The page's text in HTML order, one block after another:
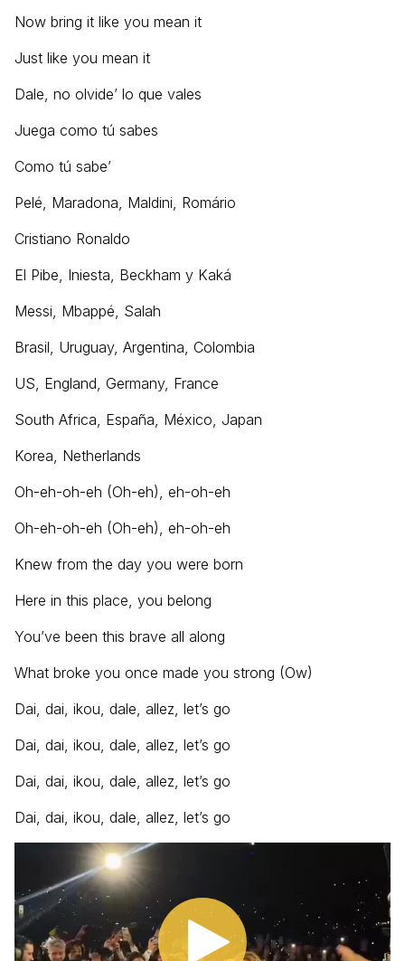
Now bring it like you mean it
Just like you mean it
Dale, no olvide’ lo que vales
Juega como tú sabes
Como tú sabe’
Pelé, Maradona, Maldini, Romário
Cristiano Ronaldo
El Pibe, Iniesta, Beckham y Kaká
Messi, Mbappé, Salah
Brasil, Uruguay, Argentina, Colombia
US, England, Germany, France
South Africa, España, México, Japan
Korea, Netherlands
Oh-eh-oh-eh (Oh-eh), eh-oh-eh
Oh-eh-oh-eh (Oh-eh), eh-oh-eh
Knew from the day you were born
Here in this place, you belong
You’ve been this brave all along
What broke you once made you strong (Ow)
Dai, dai, ikou, dale, allez, let’s go
Dai, dai, ikou, dale, allez, let’s go
Dai, dai, ikou, dale, allez, let’s go
Dai, dai, ikou, dale, allez, let’s go